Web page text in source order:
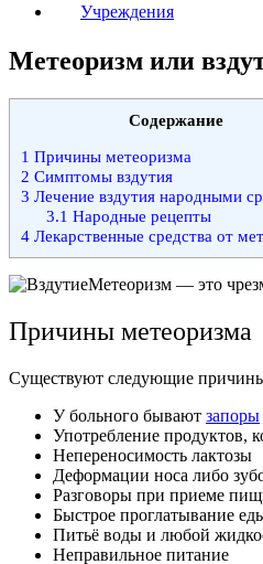
Учреждения
Метеоризм или
Содержание
1 Причины метеоризма
2 Симптомы вздутия
3 Лечение вздутия народными
3.1 Народные рецепты
4 Лекарственные средства от
Метеоризм — это
Причины метеоризма
Существуют следующие причины
У больного бывают запоры
Употребление продуктов,
Непереносимость лактозы
Деформации носа либо
Разговоры при приеме
Быстрое проглатывание
Питьё воды и любой
Неправильное питание